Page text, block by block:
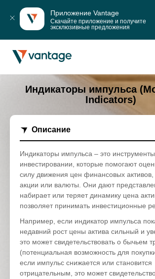
Приложение Vantage
Скачайте приложение и получите
эксклюзивные предложения
Индикаторы импульса
Indicators)
Описание
Индикаторы импульса – это
инвестировании, которые помогают
силу движения цен финансовых активов,
акции или валюты. Они дают
набирает или теряет динамику цена
позволяет принимать инвестиционные
Например, если индикатор импульса
недавний рост цены актива сильный и
это может свидетельствовать о бычьем
(потенциальная возможность для
если импульс снижается или становится
отрицательным, это может